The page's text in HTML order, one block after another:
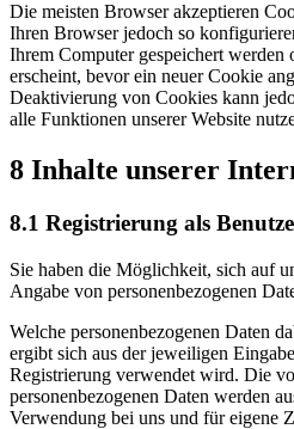
Die meisten Browser akzeptieren
Ihren Browser jedoch so
Ihrem Computer gespeichert werden
erscheint, bevor ein neuer Cookie
Deaktivierung von Cookies kann
alle Funktionen unserer Website
8 Inhalte unserer
8.1 Registrierung als
Sie haben die Möglichkeit, sich auf
Angabe von personenbezogenen
Welche personenbezogenen Daten
ergibt sich aus der jeweiligen
Registrierung verwendet wird. Die
personenbezogenen Daten werden
Verwendung bei uns und für eigene